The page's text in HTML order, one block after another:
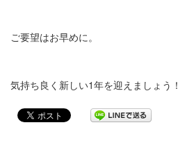
ご要望はお早めに。
気持ち良く新しい1年を迎えましょう！